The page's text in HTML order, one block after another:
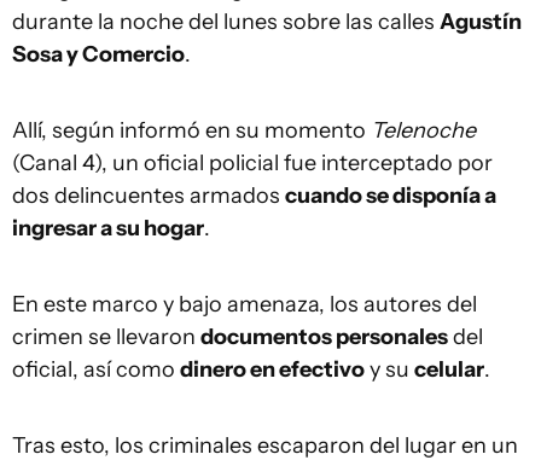
durante la noche del lunes sobre las calles Agustín
Sosa y Comercio.
Allí, según informó en su momento Telenoche
(Canal 4), un oficial policial fue interceptado por
dos delincuentes armados cuando se disponía a
ingresar a su hogar.
En este marco y bajo amenaza, los autores del
crimen se llevaron documentos personalesdel
oficial, así como dinero en efectivoy su celular.
Tras esto, los criminales escaparon del lugar en un